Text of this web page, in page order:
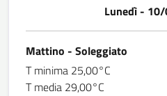
Lunedì -
Mattino - Soleggiato
T minima 25,00°C
T media 29,00°C